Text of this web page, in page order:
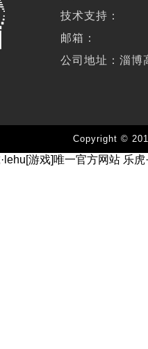
技术支持：
邮箱：
公司地址：淄博
Copyright ©
游戏]唯一官方网站 乐